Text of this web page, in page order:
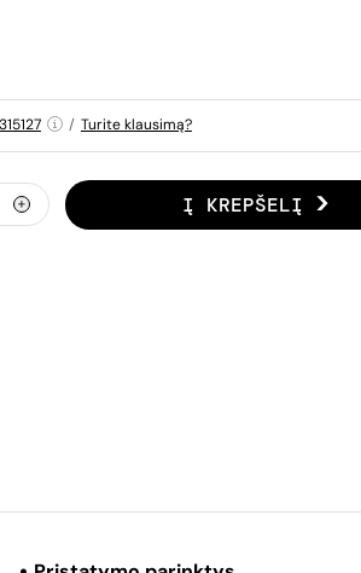
/ Turite klausimą?
Į KREPŠELĮ